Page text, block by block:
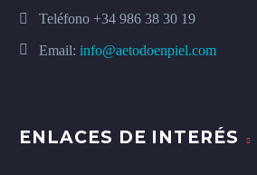
Teléfono +34 986 38 30 19
Email: info@aetodoenpiel.com
ENLACES DE INTERÉS